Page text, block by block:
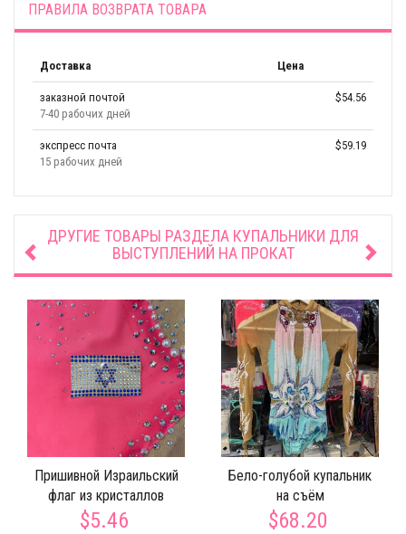
ПРАВИЛА ВОЗВРАТА ТОВАРА
Доставка Цена
заказной почтой
7-40 рабочих дней
$54.56
экспресс почта
15 рабочих дней
$59.19
ДРУГИЕ ТОВАРЫ РАЗДЕЛА КУПАЛЬНИКИ ДЛЯ
ВЫСТУПЛЕНИЙ НА ПРОКАТ
Пришивной Израильский
флаг из кристаллов
$5.46
Бело-голубой купальник
на съём
$68.20